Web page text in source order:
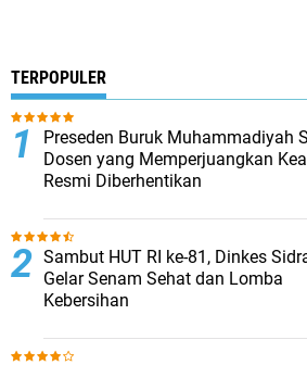
TERPOPULER
Preseden Buruk Muhammadiyah
Dosen yang Memperjuangkan
Resmi Diberhentikan
Sambut HUT RI ke-81, Dinkes
Gelar Senam Sehat dan Lomba
Kebersihan